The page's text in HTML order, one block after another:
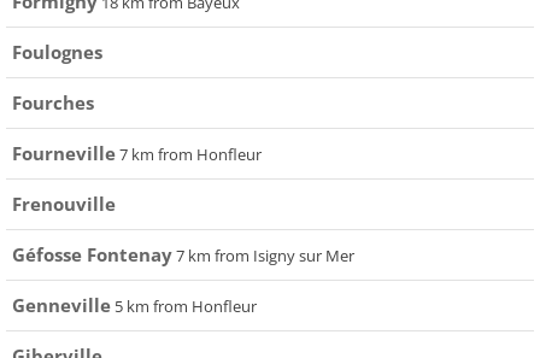
Foulognes
Fourches
Fourneville7 km from Honfleur
Frenouville
Géfosse Fontenay7 km from Isigny sur Mer
Genneville 5 km from Honfleur